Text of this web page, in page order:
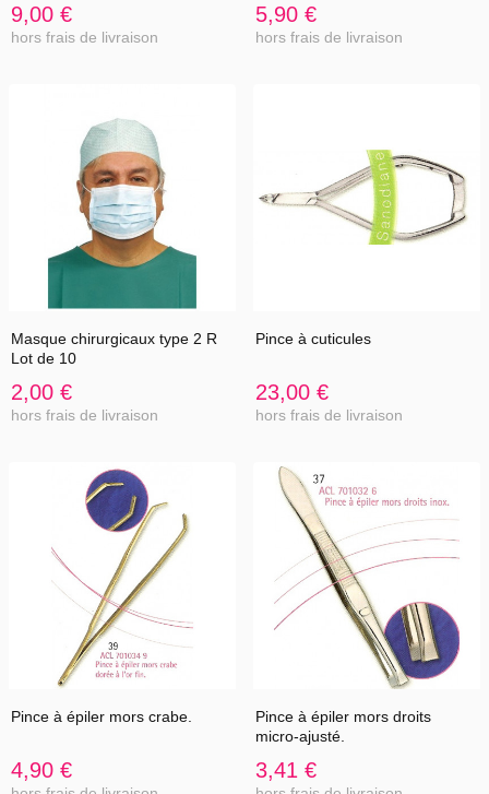
9,00 €
hors frais de livraison
5,90 €
hors frais de livraison
Masque chirurgicaux type 2 R
Lot de 10
2,00 €
hors frais de livraison
Pince à cuticules
23,00 €
hors frais de livraison
Pince à épiler mors crabe.
4,90 €
Pince à épiler mors droits
micro-ajusté.
3,41 €